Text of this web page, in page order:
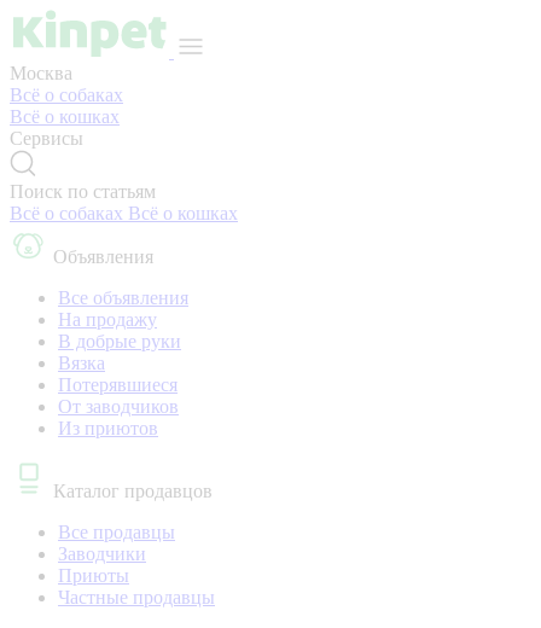
Москва
Всё о собаках
Всё о кошках
Сервисы
Поиск по статьям
Всё о собаках Всё о кошках
Объявления
Все объявления
На продажу
В добрые руки
Вязка
Потерявшиеся
От заводчиков
Из приютов
Каталог продавцов
Все продавцы
Заводчики
Приюты
Частные продавцы